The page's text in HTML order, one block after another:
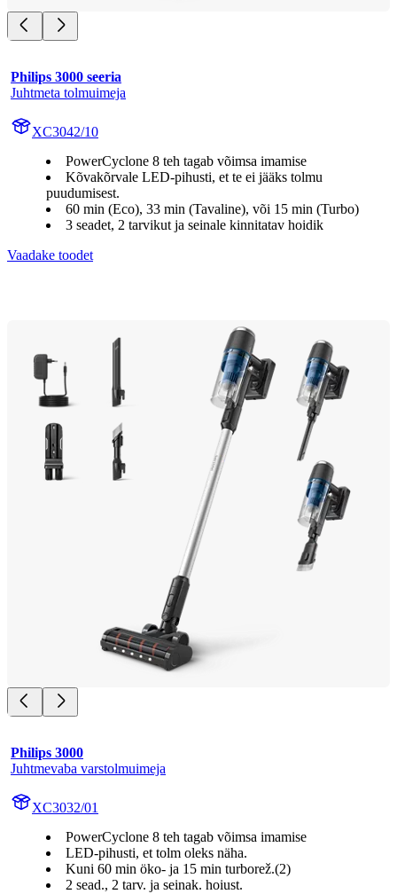
Philips 3000 seeria
Juhtmeta tolmuimeja
XC3042/10
PowerCyclone 8 teh tagab võimsa imamise
Kõvakõrvale LED-pihusti, et te ei jääks tolmu
puudumisest.
60 min (Eco), 33 min (Tavaline), või 15 min (Turbo)
3 seadet, 2 tarvikut ja seinale kinnitatav hoidik
Vaadake toodet
Philips 3000
Juhtmevaba varstolmuimeja
XC3032/01
PowerCyclone 8 teh tagab võimsa imamise
LED-pihusti, et tolm oleks näha.
Kuni 60 min öko- ja 15 min turborež.(2)
2 sead., 2 tarv. ja seinak. hoiust.